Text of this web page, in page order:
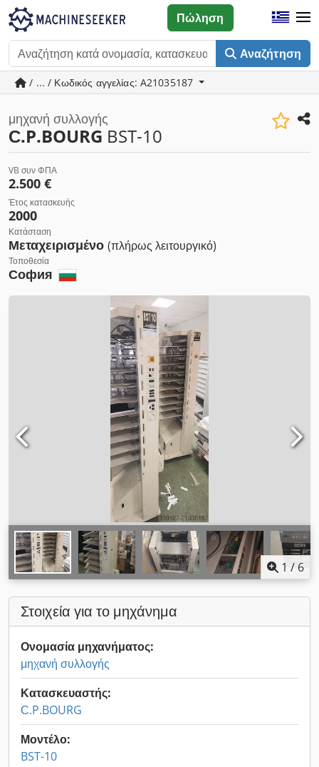
Αναζήτηση
Πώληση
/ ... / Κωδικός αγγελίας: A21035187
μηχανή συλλογής
С.P.BOURG BST-10
VB συν ΦΠΑ
2.500 €
Έτος κατασκευής
2000
Κατάσταση
Μεταχειρισμένο (πλήρως λειτουργικό)
Τοποθεσία
София
1 / 6
Στοιχεία για το μηχάνημα
Ονομασία μηχανήματος:
μηχανή συλλογής
Κατασκευαστής:
С.P.BOURG
Μοντέλο:
BST-10